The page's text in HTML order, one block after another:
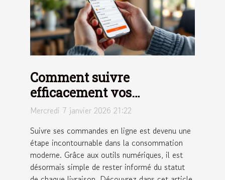
Comment suivre
efficacement vos
commandes en ligne ?
Mercredi 7 janvier 2026 21:22
Suivre ses commandes en ligne est devenu une
étape incontournable dans la consommation
moderne. Grâce aux outils numériques, il est
désormais simple de rester informé du statut